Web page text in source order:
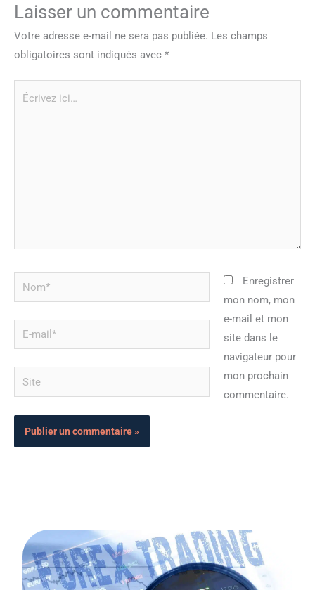
Laisser un commentaire
Votre adresse e-mail ne sera pas publiée. Les champs
obligatoires sont indiqués avec *
Nom*
mail*
Site
Enregistrer
mon nom, mon
e-mail et mon
site dans le
navigateur pour
mon prochain
commentaire.